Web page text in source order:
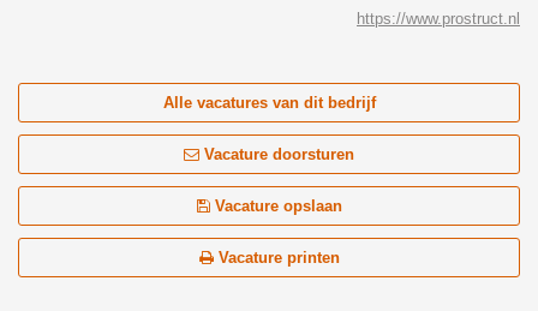
https://www.prostruct.nl
Alle vacatures van dit bedrijf
Vacature doorsturen
Vacature opslaan
Vacature printen